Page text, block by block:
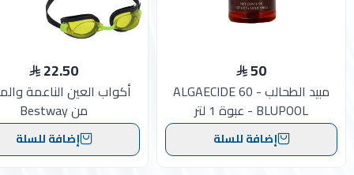
50
مبيد الطحالب - ALGAECIDE 60
BLUPOOL - عبوة 1 لتر
إضافة للسلة
22.50
أكواب العين الناعمة
من Bestway
إضافة للسلة